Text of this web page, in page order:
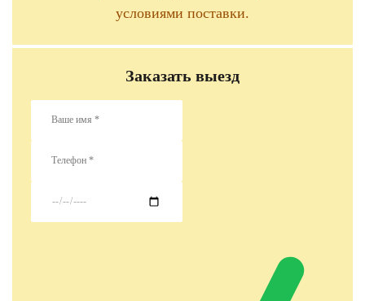
условиями поставки.
Заказать выезд